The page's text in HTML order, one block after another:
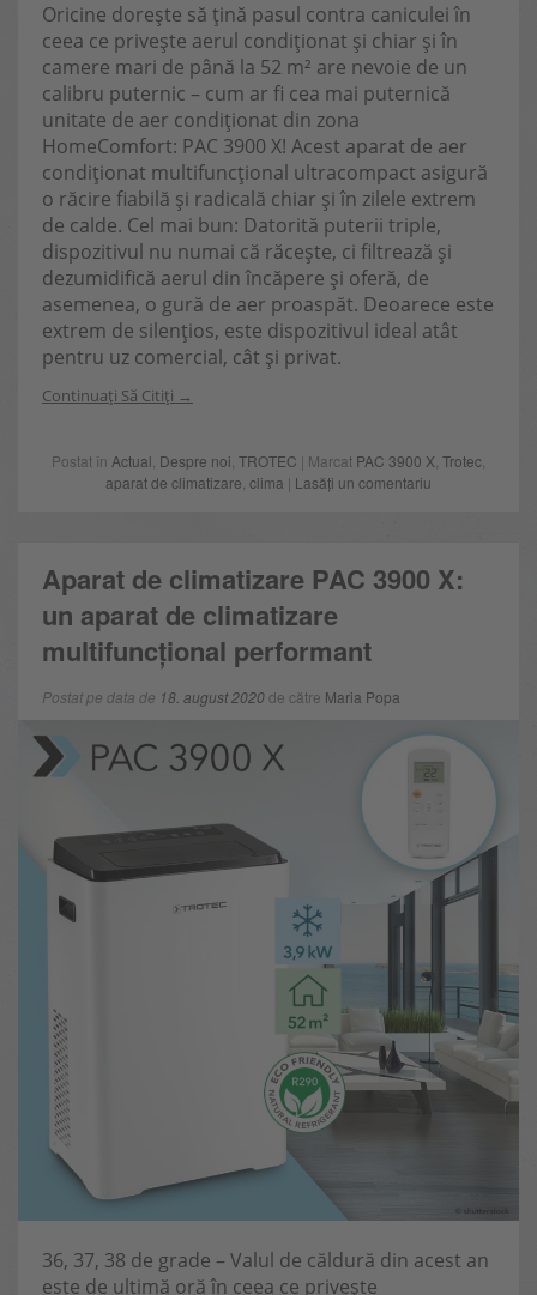
Oricine dorește să țină pasul contra caniculei în
ceea ce privește aerul condiționat și chiar și în
camere mari de până la 52 m² are nevoie de un
calibru puternic – cum ar fi cea mai puternică
unitate de aer condiționat din zona
HomeComfort: PAC 3900 X! Acest aparat de aer
condiționat multifuncțional ultracompact asigură
o răcire fiabilă și radicală chiar și în zilele extrem
de calde. Cel mai bun: Datorită puterii triple,
dispozitivul nu numai că răcește, ci filtrează și
dezumidifică aerul din încăpere și oferă, de
asemenea, o gură de aer proaspăt. Deoarece este
extrem de silențios, este dispozitivul ideal atât
pentru uz comercial, cât și privat.
Continuați Să Citiți
Postat în Actual Despre noi TROTEC | Marcat PAC 3900 X Trotec
aparat de climatizare clima | Lasăți un comentariu
Aparat de climatizare PAC 3900 X:
un aparat de climatizare
multifuncțional performant
Postat pe data de 18. august 2020de către Maria Popa
36, 37, 38 de grade – Valul de căldură din acest an
este de ultimă oră în ceea ce privește